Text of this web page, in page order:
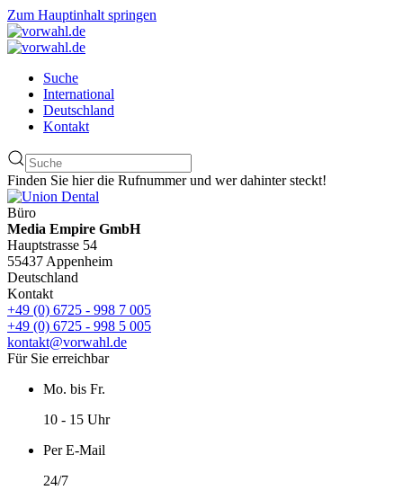
Zum Hauptinhalt springen
Suche
International
Deutschland
Kontakt
Finden Sie hier die Rufnummer und wer dahinter steckt!
Büro
Media Empire GmbH
Hauptstrasse 54
55437 Appenheim
Deutschland
Kontakt
+49 (0) 6725 - 998 7 005
+49 (0) 6725 - 998 5 005
kontakt@vorwahl.de
Für Sie erreichbar
Mo. bis Fr.
10 - 15 Uhr
Per E-Mail
24/7